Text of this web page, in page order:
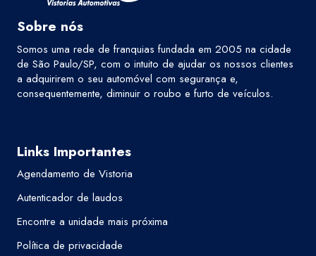
Sobre nós
Somos uma rede de franquias fundada em 2005 na cidade
de São Paulo/SP, com o intuito de ajudar os nossos clientes
a adquirirem o seu automóvel com segurança e,
consequentemente, diminuir o roubo e furto de veículos.
Links Importantes
Agendamento de Vistoria
Autenticador de laudos
Encontre a unidade mais próxima
Política de privacidade